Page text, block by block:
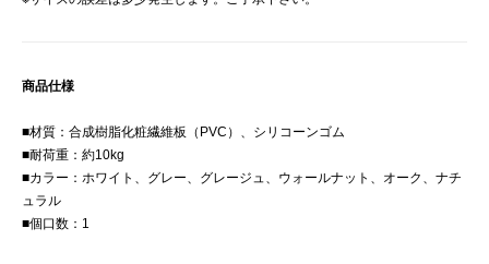
商品仕様
■材質：合成樹脂化粧繊維板（PVC）、シリコーンゴム
■耐荷重：約10kg
■カラー：ホワイト、グレー、グレージュ、ウォールナット、オーク、ナチ
ュラル
■個口数：1